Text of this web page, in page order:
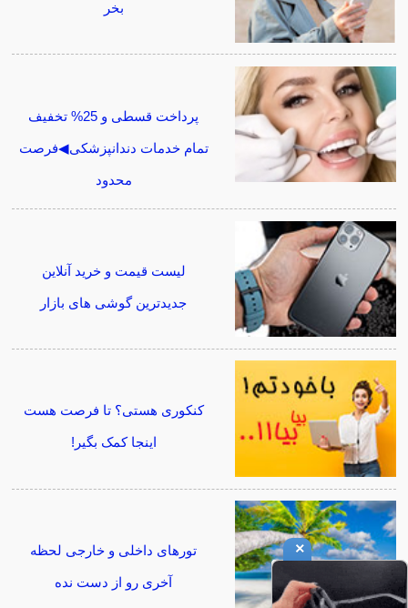
بخر
پرداخت قسطی و 25% تخفیف
تمام خدمات دندانپزشکی◀فرصت
محدود
لیست قیمت و خرید آنلاین
جدیدترین گوشی های بازار
کنکوری هستی؟ تا فرصت هست
اینجا کمک بگیر!
تورهای داخلی و خارجی لحظه
آخری رو از دست نده
×